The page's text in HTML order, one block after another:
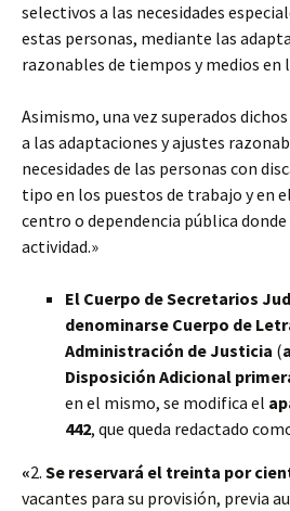
selectivos a las necesidades
estas personas, mediante las
razonables de tiempos y medios en
Asimismo, una vez superados
a las adaptaciones y ajustes
necesidades de las personas con
tipo en los puestos de trabajo y en
centro o dependencia pública
actividad.»
El Cuerpo de Secretarios
denominarse Cuerpo de
Administración de Justicia (
Disposición Adicional
en el mismo, se modifica el
442, que queda redactado
«2. Se reservará el treinta por
vacantes para su provisión, previa